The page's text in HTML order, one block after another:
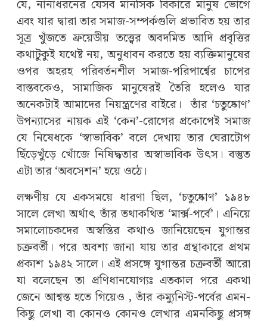
যে, নানাধরনের যেসব মানসিক বিকারে মানুষ ভোগে
এবং যার দ্বারা তার সমাজ-সম্পর্কগুলি প্রভাবিত হয় তার
সূত্র খুঁজতে ফ্রয়েডীয় তত্ত্বের অবদমিত আদি প্রবৃত্তির
কথাটুকুই যথেষ্ট নয়, অনুধাবন করতে হয় ব্যক্তিমানুষের
ওপর অহরহ পরিবর্তনশীল সমাজ-পরিপার্শ্বের চাপের
বাস্তবকেও, সামাজিক মানুষেরই তৈরি হলেও যার
অনেকটাই আমাদের নিয়ন্ত্রণের বাইরে। তাঁর ‘চতুষ্কোণ’
উপন্যাসের নায়ক এই ‘কেন’-রোগের প্রকোপেই সমাজ
যে নিষেধকে ‘স্বাভাবিক’ বলে দেখায় তার ঘেরাটোপ
ছিঁড়েখুঁড়ে খোঁজে নিষিদ্ধতার অস্বাভাবিক উৎস। বস্তুত
এটা তার ‘অবসেশন’ হয়ে ওঠে।
লক্ষণীয় যে একসময়ে ধারণা ছিল, ‘চতুষ্কোণ’ ১৯৪৮
সালে লেখা অর্থাৎ তাঁর তথাকথিত ‘মার্ক্স-পর্বে’। এনিয়ে
সমালোচকদের অস্বস্তির কথাও জানিয়েছেন যুগান্তর
চক্রবর্তী। পরে অবশ্য জানা যায় তার গ্রন্থাকারে প্রথম
প্রকাশ ১৯৪২ সালে। এই প্রসঙ্গে যুগান্তর চক্রবর্তী আরো
যা বলেছেন তা প্রণিধানযোগ্যঃ এতকাল পরে একথা
জেনে আশ্বস্ত হতে গিয়েও , তাঁর কম্যুনিস্ট-পর্বের এমন-
কিছু লেখা বা কোনও কোনও লেখার এমনকিছু প্রসঙ্গ